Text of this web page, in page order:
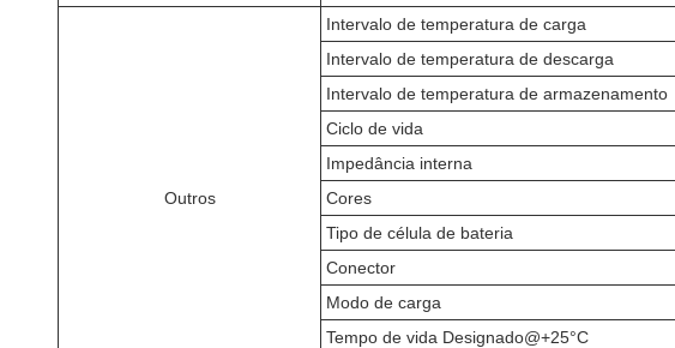
Outros
Intervalo de temperatura de carga
Intervalo de temperatura de descarga
Intervalo de temperatura de armazenamento
Ciclo de vida
Impedância interna
Cores
Tipo de célula de bateria
Conector
Modo de carga
Tempo de vida Designado@+25°C